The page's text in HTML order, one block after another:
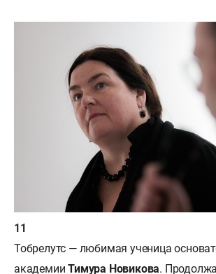
Тобрелутс — любимая ученица
академииТимура Новикова.